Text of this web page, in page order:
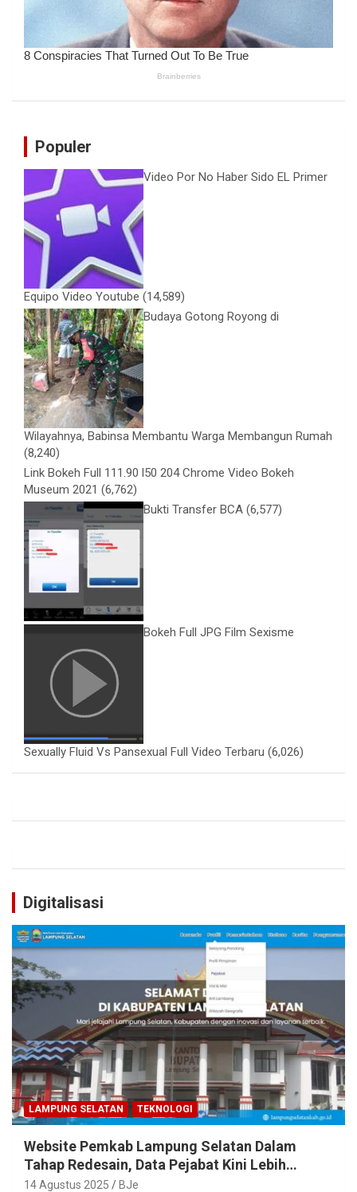
Populer
Video Por No Haber Sido EL Primer
Equipo Video Youtube (14,589)
Budaya Gotong Royong di
Wilayahnya, Babinsa Membantu Warga Membangun Rumah
(8,240)
Link Bokeh Full 111.90 l50 204 Chrome Video Bokeh
Museum 2021 (6,762)
Bukti Transfer BCA (6,577)
Bokeh Full JPG Film Sexisme
Sexually Fluid Vs Pansexual Full Video Terbaru (6,026)
Digitalisasi
LAMPUNG SELATAN TEKNOLOGI
Website Pemkab Lampung Selatan Dalam
Tahap Redesain, Data Pejabat Kini Lebih
Mudah Diakses
14 Agustus 2025 BJe